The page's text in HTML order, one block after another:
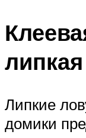
Липкие
домики